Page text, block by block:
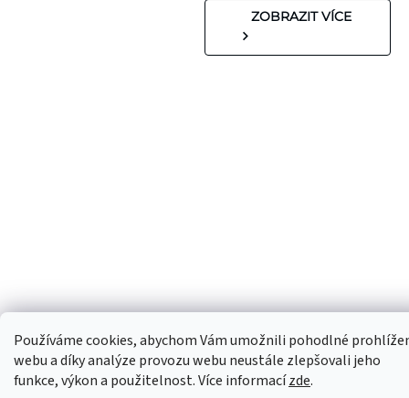
Používáme cookies, abychom Vám umožnili pohodlné
webu a díky analýze provozu webu neustále zlepšovali jeho
funkce, výkon a použitelnost. Více informacízde.
ZOBRAZIT VÍCE